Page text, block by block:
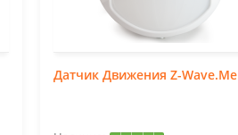
Датчик Движения Z-Wave.Me